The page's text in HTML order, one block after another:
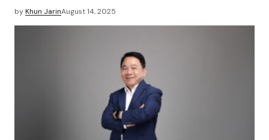
byKhun JarinAugust 14, 2025